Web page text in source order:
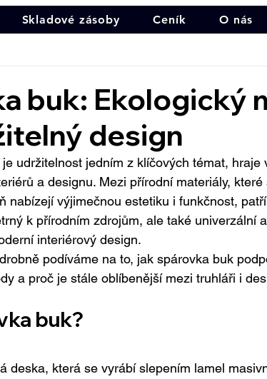
Skladové zásoby Ceník O nás
buk: Ekologický
design
udržitelnost jedním z klíčových témat, hraje
a designu. Mezi přírodní materiály,
nabízejí výjimečnou estetiku i funkčnost,
k přírodním zdrojům, ale také univerzální
interiérový design.
podíváme na to, jak spárovka buk
a proč je stále oblíbenější mezi truhláři i
buk?
deska, která se vyrábí slepením lamel